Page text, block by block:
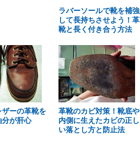
ラバーソールで靴を補強
して長持ちさせよう！革
靴と長く付き合う方法
ーの革靴を
が肝心
革靴のカビ対策！靴底や
内側に生えたカビの正し
い落とし方と防止法